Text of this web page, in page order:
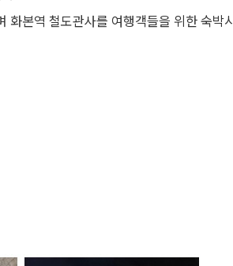
화본역 철도관사를 여행객들을 위한 숙박시